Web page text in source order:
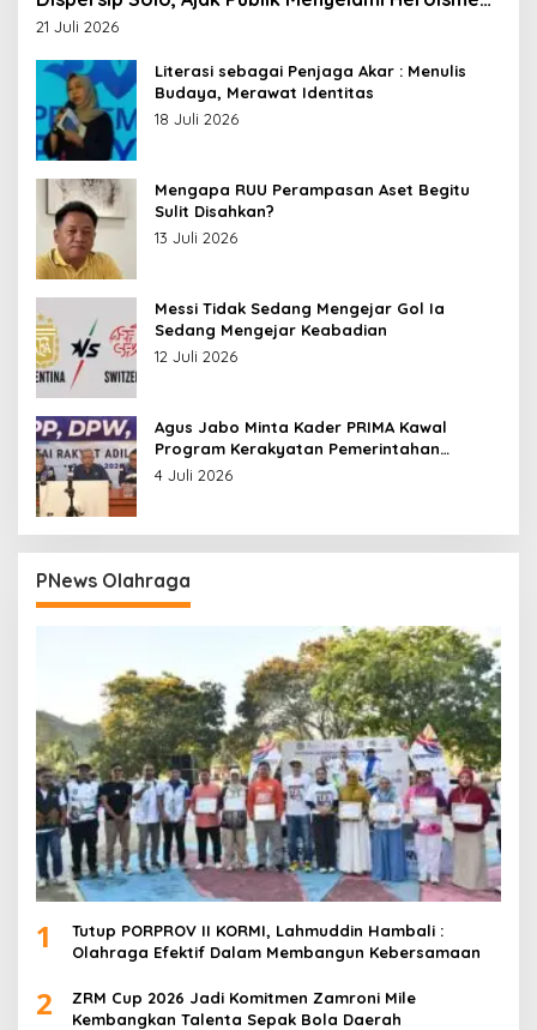
Leluhur Nusantara
21 Juli 2026
Literasi sebagai Penjaga Akar : Menulis
Budaya, Merawat Identitas
18 Juli 2026
Mengapa RUU Perampasan Aset Begitu
Sulit Disahkan?
13 Juli 2026
Messi Tidak Sedang Mengejar Gol Ia
Sedang Mengejar Keabadian
12 Juli 2026
Agus Jabo Minta Kader PRIMA Kawal
Program Kerakyatan Pemerintahan
Prabowo
4 Juli 2026
PNews Olahraga
1
Tutup PORPROV II KORMI, Lahmuddin Hambali :
Olahraga Efektif Dalam Membangun Kebersamaan
2
ZRM Cup 2026 Jadi Komitmen Zamroni Mile
Kembangkan Talenta Sepak Bola Daerah